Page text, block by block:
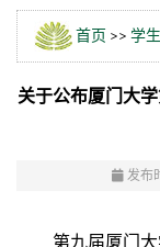
首页 >> 学
关于公布厦门大
发布
第九届厦门大